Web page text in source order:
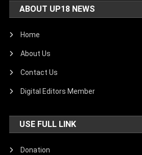
ABOUT UP18 NEWS
Home
About Us
Contact Us
Digital Editors Member
USE FULL LINK
Donation